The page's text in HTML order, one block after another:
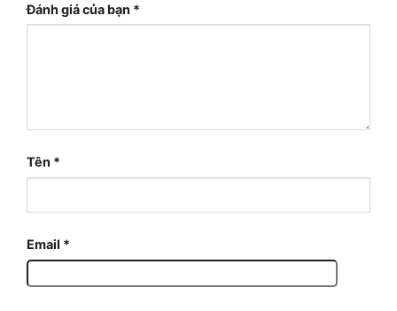
Đánh giá của bạn *
Tên *
Email *